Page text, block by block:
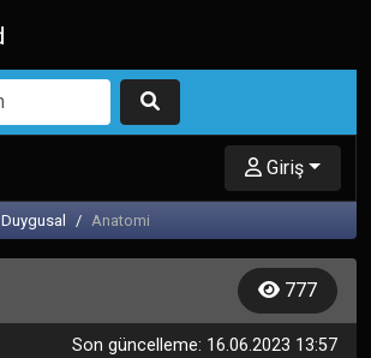
Giriş
Duygusal Anatomi
777
Son güncelleme: 16.06.2023 13:57